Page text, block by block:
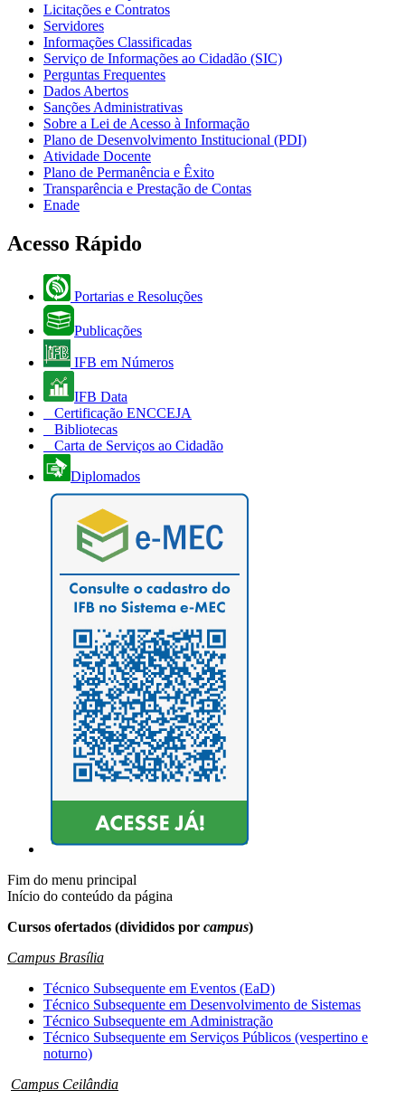
Licitações e Contratos
Servidores
Informações Classificadas
Serviço de Informações ao Cidadão (SIC)
Perguntas Frequentes
Dados Abertos
Sanções Administrativas
Sobre a Lei de Acesso à Informação
Plano de Desenvolvimento Institucional (PDI)
Atividade Docente
Plano de Permanência e Êxito
Transparência e Prestação de Contas
Enade
Acesso Rápido
Portarias e Resoluções
Publicações
IFB em Números
IFB Data
Certificação ENCCEJA
Bibliotecas
Carta de Serviços ao Cidadão
Diplomados
Fim do menu principal
Início do conteúdo da página
Cursos ofertados (divididos por campus)
Campus Brasília
Técnico Subsequente em Eventos (EaD)
Técnico Subsequente em Desenvolvimento de Sistemas
Técnico Subsequente em Administração
Técnico Subsequente em Serviços Públicos (vespertino e
noturno)
Campus Ceilândia